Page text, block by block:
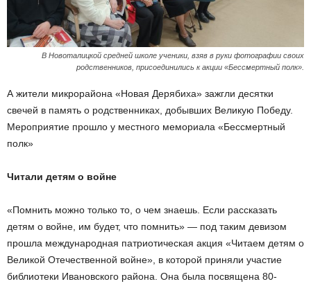
В Новоталицкой средней школе ученики, взяв в руки фотографии своих
родственников, присоединились к акции «Бессмертный полк».
А жители микрорайона «Новая Дерябиха» зажгли десятки
свечей в память о родственниках, добывших Великую Победу.
Мероприятие прошло у местного мемориала «Бессмертный
полк»
Читали детям о войне
«Помнить можно только то, о чем знаешь. Если рассказать
детям о войне, им будет, что помнить» — под таким девизом
прошла международная патриотическая акция «Читаем детям о
Великой Отечественной войне», в которой приняли участие
библиотеки Ивановского района. Она была посвящена 80-